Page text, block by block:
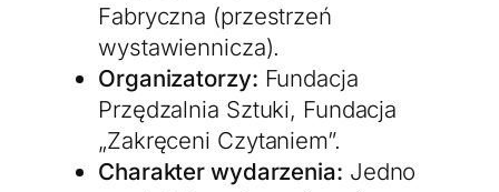
Fabryczna (przestrzeń
wystawiennicza).
Organizatorzy: Fundacja
Przędzalnia Sztuki, Fundacja
„Zakręceni Czytaniem”.
Charakter wydarzenia: Jedno